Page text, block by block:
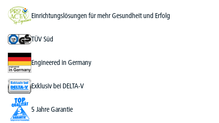
Einrichtungslösungen für mehr Gesundheit und Erfolg
TÜV Süd
Engineered in Germany
Exklusiv bei DELTA-V
5 Jahre Garantie